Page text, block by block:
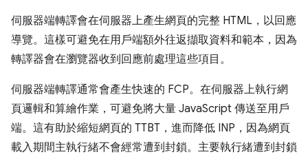
伺服器端轉譯會在伺服器上產生網頁的完整 HTML，以回應
導覽。這樣可避免在用戶端額外往返擷取資料和範本，因為
轉譯器會在瀏覽器收到回應前處理這些項目。
伺服器端轉譯通常會產生快速的 FCP。在伺服器上執行網
頁邏輯和算繪作業，可避免將大量 JavaScript 傳送至用戶
端。這有助於縮短網頁的 TTBT，進而降低 INP，因為網頁
載入期間主執行緒不會經常遭到封鎖。主要執行緒遭到封鎖